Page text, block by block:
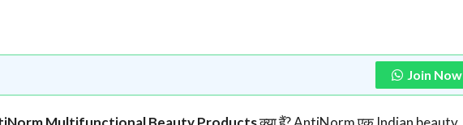
Join Now